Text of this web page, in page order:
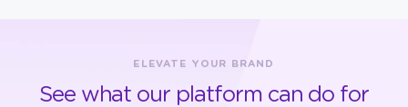
ELEVATE YOUR BRAND
See what our platform can do for